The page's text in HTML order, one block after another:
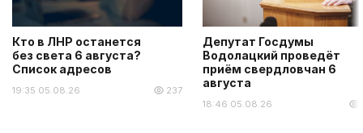
Кто в ЛНР останется
без света 6 августа?
Список адресов
19:35 05.08.26 237
Депутат Госдумы
Водолацкий проведёт
приём свердловчан 6
августа
18:46 05.08.26